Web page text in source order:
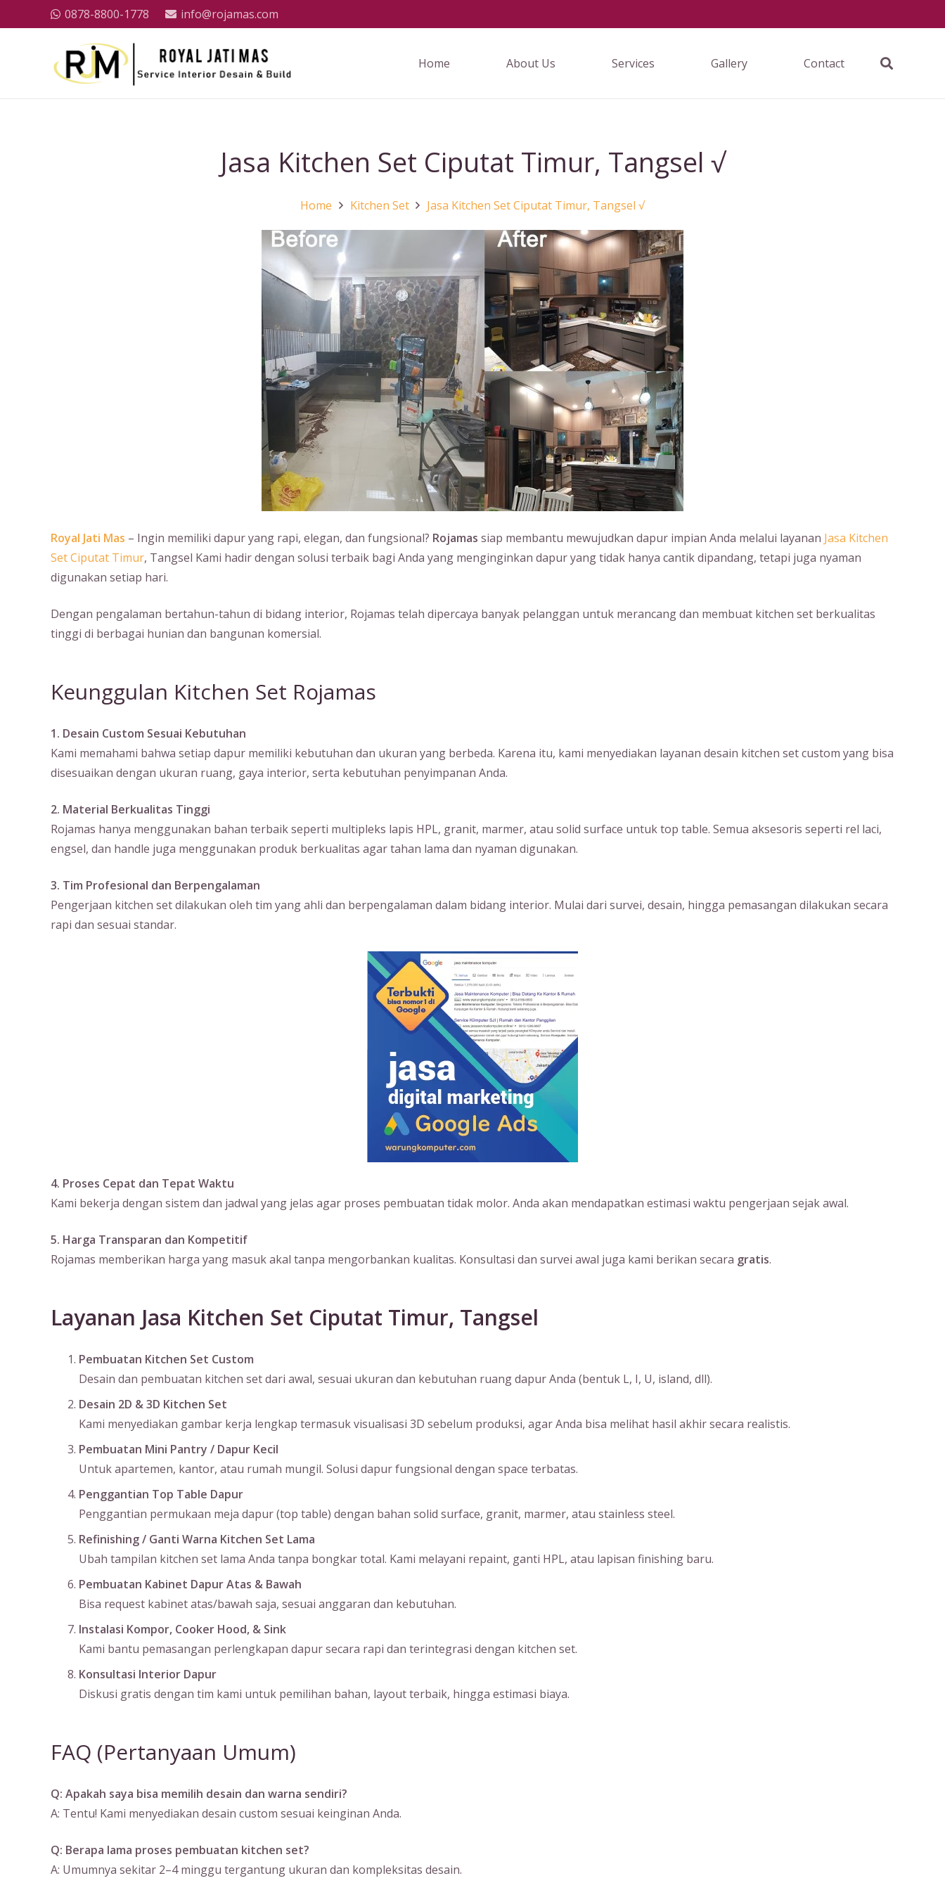
0878-8800-1778 info@rojamas.com
Home About Us Services Gallery Contact
Jasa Kitchen Set Ciputat Timur, Tangsel √
Home Kitchen Set Jasa Kitchen Set Ciputat Timur, Tangsel √
Royal Jati Mas – Ingin memiliki dapur yang rapi, elegan, dan fungsional? Rojamas siap membantu mewujudkan dapur impian Anda melalui layanan Jasa Kitchen
Set Ciputat Timur, Tangsel Kami hadir dengan solusi terbaik bagi Anda yang menginginkan dapur yang tidak hanya cantik dipandang, tetapi juga nyaman
digunakan setiap hari.
Dengan pengalaman bertahun-tahun di bidang interior, Rojamas telah dipercaya banyak pelanggan untuk merancang dan membuat kitchen set berkualitas
tinggi di berbagai hunian dan bangunan komersial.
Keunggulan Kitchen Set Rojamas
1. Desain Custom Sesuai Kebutuhan
Kami memahami bahwa setiap dapur memiliki kebutuhan dan ukuran yang berbeda. Karena itu, kami menyediakan layanan desain kitchen set custom yang bisa
disesuaikan dengan ukuran ruang, gaya interior, serta kebutuhan penyimpanan Anda.
2. Material Berkualitas Tinggi
Rojamas hanya menggunakan bahan terbaik seperti multipleks lapis HPL, granit, marmer, atau solid surface untuk top table. Semua aksesoris seperti rel laci,
engsel, dan handle juga menggunakan produk berkualitas agar tahan lama dan nyaman digunakan.
3. Tim Profesional dan Berpengalaman
Pengerjaan kitchen set dilakukan oleh tim yang ahli dan berpengalaman dalam bidang interior. Mulai dari survei, desain, hingga pemasangan dilakukan secara
rapi dan sesuai standar.
4. Proses Cepat dan Tepat Waktu
Kami bekerja dengan sistem dan jadwal yang jelas agar proses pembuatan tidak molor. Anda akan mendapatkan estimasi waktu pengerjaan sejak awal.
5. Harga Transparan dan Kompetitif
Rojamas memberikan harga yang masuk akal tanpa mengorbankan kualitas. Konsultasi dan survei awal juga kami berikan secara gratis.
Layanan Jasa Kitchen Set Ciputat Timur, Tangsel
Pembuatan Kitchen Set Custom
Desain dan pembuatan kitchen set dari awal, sesuai ukuran dan kebutuhan ruang dapur Anda (bentuk L, I, U, island, dll).
Desain 2D & 3D Kitchen Set
Kami menyediakan gambar kerja lengkap termasuk visualisasi 3D sebelum produksi, agar Anda bisa melihat hasil akhir secara realistis.
Pembuatan Mini Pantry / Dapur Kecil
Untuk apartemen, kantor, atau rumah mungil. Solusi dapur fungsional dengan space terbatas.
Penggantian Top Table Dapur
Penggantian permukaan meja dapur (top table) dengan bahan solid surface, granit, marmer, atau stainless steel.
Refinishing / Ganti Warna Kitchen Set Lama
Ubah tampilan kitchen set lama Anda tanpa bongkar total. Kami melayani repaint, ganti HPL, atau lapisan finishing baru.
Pembuatan Kabinet Dapur Atas & Bawah
Bisa request kabinet atas/bawah saja, sesuai anggaran dan kebutuhan.
Instalasi Kompor, Cooker Hood, & Sink
Kami bantu pemasangan perlengkapan dapur secara rapi dan terintegrasi dengan kitchen set.
Konsultasi Interior Dapur
Diskusi gratis dengan tim kami untuk pemilihan bahan, layout terbaik, hingga estimasi biaya.
FAQ (Pertanyaan Umum)
Q: Apakah saya bisa memilih desain dan warna sendiri?
A: Tentu! Kami menyediakan desain custom sesuai keinginan Anda.
Q: Berapa lama proses pembuatan kitchen set?
A: Umumnya sekitar 2–4 minggu tergantung ukuran dan kompleksitas desain.